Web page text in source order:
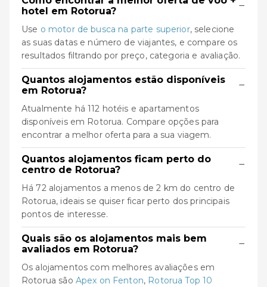
hotel em Rotorua?
−
Use o motor de busca na parte superior, selecione
as suas datas e número de viajantes, e compare os
resultados filtrando por preço, categoria e avaliação.
Quantos alojamentos estão disponíveis
em Rotorua?
−
Atualmente há 112 hotéis e apartamentos
disponíveis em Rotorua. Compare opções para
encontrar a melhor oferta para a sua viagem.
Quantos alojamentos ficam perto do
centro de Rotorua?
−
Há 72 alojamentos a menos de 2 km do centro de
Rotorua, ideais se quiser ficar perto dos principais
pontos de interesse.
Quais são os alojamentos mais bem
avaliados em Rotorua?
−
Os alojamentos com melhores avaliações em
Rotorua são Apex on Fenton, Rotorua Top 10